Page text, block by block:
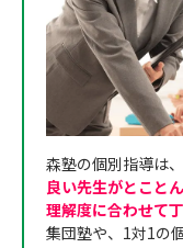
森塾の個別指導は
良い先生がとこと
理解度に合わせて
集団塾や、1対1の